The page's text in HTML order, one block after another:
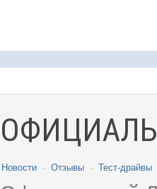
Новости · Отзывы · Тест-драйвы